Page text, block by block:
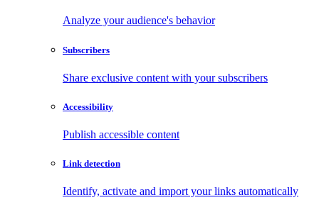
Analyze your audience's behavior
Subscribers
Share exclusive content with your subscribers
Accessibility
Publish accessible content
Link detection
Identify, activate and import your links automatically